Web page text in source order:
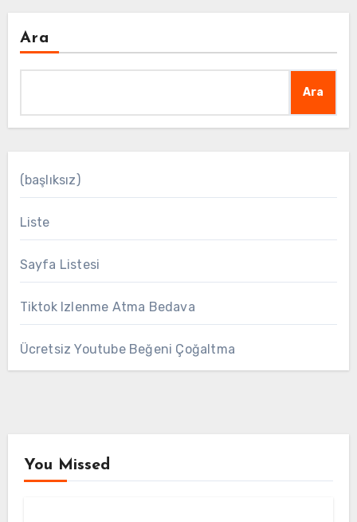
Ara
Ara
(başlıksız)
Liste
Sayfa Listesi
Tiktok Izlenme Atma Bedava
Ücretsiz Youtube Beğeni Çoğaltma
You Missed